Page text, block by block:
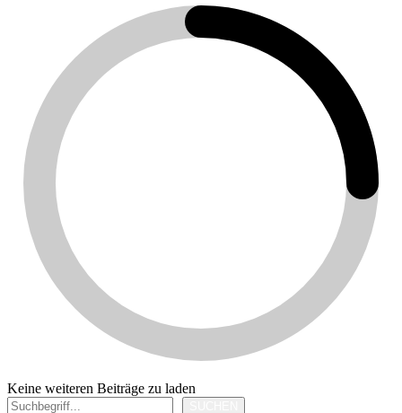
Keine weiteren Beiträge zu laden
Suchen